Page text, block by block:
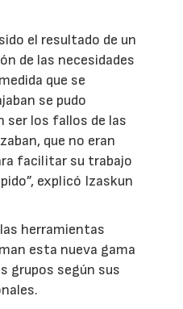
el resultado de un
de las necesidades
que se
se pudo
ser los fallos de las
que no eran
facilitar su trabajo
explicó Izaskun
herramientas
esta nueva gama
grupos según sus